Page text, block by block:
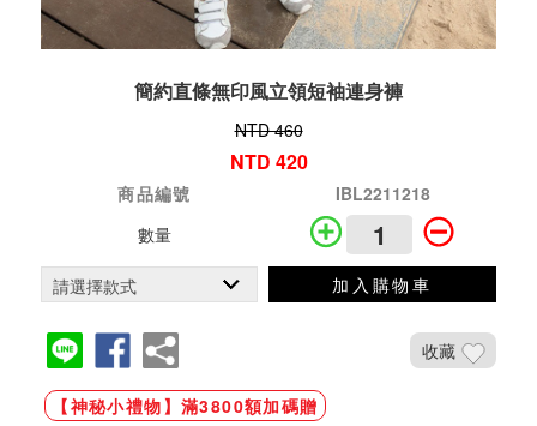
簡約直條無印風立領短袖連身褲
NTD 460
NTD 420
商品編號
IBL2211218
數量
加入購物車
收藏
【神秘小禮物】滿3800額加碼贈